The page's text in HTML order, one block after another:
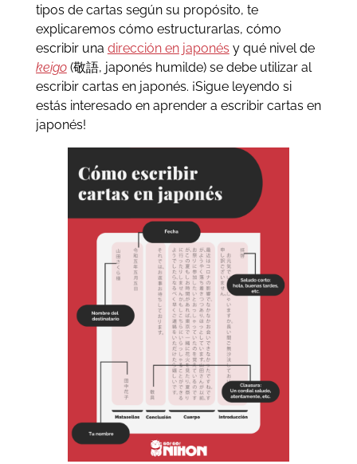
tipos de cartas según su propósito, te
explicaremos cómo estructurarlas, cómo
escribir una dirección en japonés y qué nivel de
keigo(敬語, japonés humilde) se debe utilizar al
escribir cartas en japonés. ¡Sigue leyendo si
estás interesado en aprender a escribir cartas en
japonés!